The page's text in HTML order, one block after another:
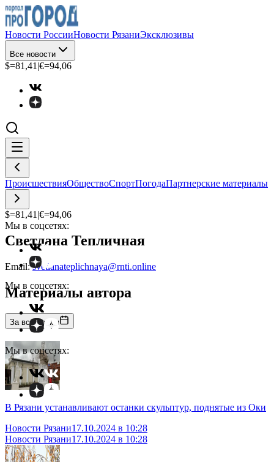
Новости РоссииНовости РязаниЭксклюзивы
Все новости
$=81,41 |€=94,06
ПроисшествияОбществоСпортПогодаПартнерские материалы
$=81,41 |€=94,06
Мы в соцсетях:
Мы в соцсетях:
Мы в соцсетях:
Светлана Тепличная
Email: svetlanateplichnaya@rnti.online
Материалы автора
За все время
В Рязани устанавливают останки скульптур, поднятые из Оки
Новости Рязани17.10.2024 в 10:28
Новости Рязани17.10.2024 в 10:28